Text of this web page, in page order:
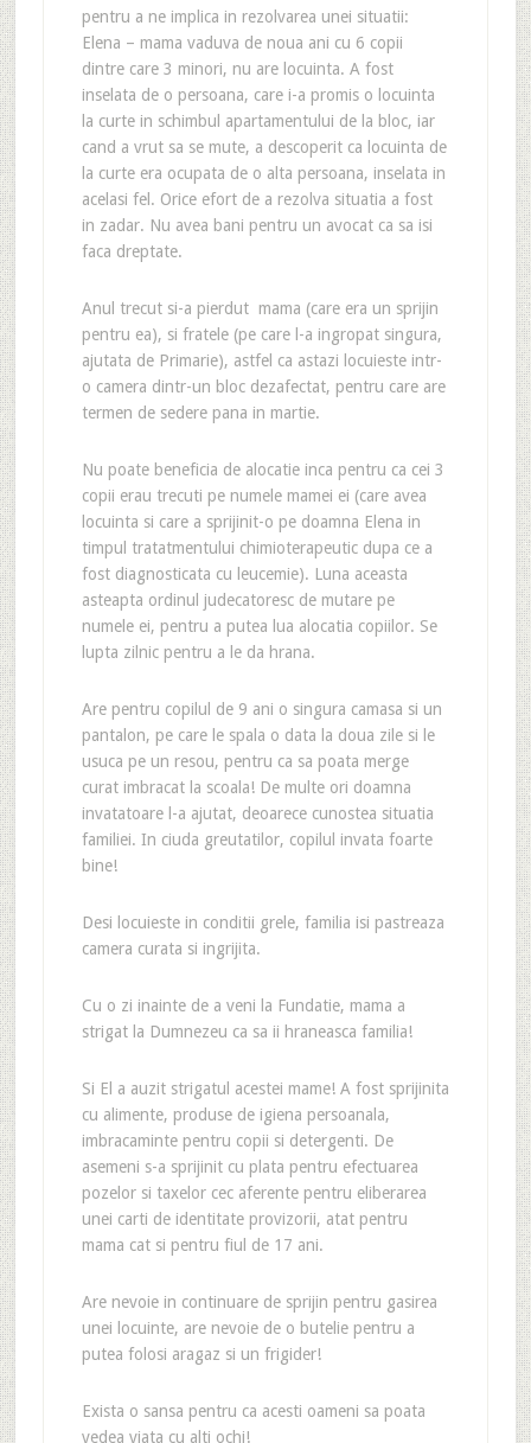
pentru a ne implica in rezolvarea unei situatii:
Elena – mama vaduva de noua ani cu 6 copii
dintre care 3 minori, nu are locuinta. A fost
inselata de o persoana, care i-a promis o locuinta
la curte in schimbul apartamentului de la bloc, iar
cand a vrut sa se mute, a descoperit ca locuinta de
la curte era ocupata de o alta persoana, inselata in
acelasi fel. Orice efort de a rezolva situatia a fost
in zadar. Nu avea bani pentru un avocat ca sa isi
faca dreptate.
Anul trecut si-a pierdut mama (care era un sprijin
pentru ea), si fratele (pe care l-a ingropat singura,
ajutata de Primarie), astfel ca astazi locuieste intr-
o camera dintr-un bloc dezafectat, pentru care are
termen de sedere pana in martie.
Nu poate beneficia de alocatie inca pentru ca cei 3
copii erau trecuti pe numele mamei ei (care avea
locuinta si care a sprijinit-o pe doamna Elena in
timpul tratatmentului chimioterapeutic dupa ce a
fost diagnosticata cu leucemie). Luna aceasta
asteapta ordinul judecatoresc de mutare pe
numele ei, pentru a putea lua alocatia copiilor. Se
lupta zilnic pentru a le da hrana.
Are pentru copilul de 9 ani o singura camasa si un
pantalon, pe care le spala o data la doua zile si le
usuca pe un resou, pentru ca sa poata merge
curat imbracat la scoala! De multe ori doamna
invatatoare l-a ajutat, deoarece cunostea situatia
familiei. In ciuda greutatilor, copilul invata foarte
bine!
Desi locuieste in conditii grele, familia isi pastreaza
camera curata si ingrijita.
Cu o zi inainte de a veni la Fundatie, mama a
strigat la Dumnezeu ca sa ii hraneasca familia!
Si El a auzit strigatul acestei mame! A fost sprijinita
cu alimente, produse de igiena persoanala,
imbracaminte pentru copii si detergenti. De
asemeni s-a sprijinit cu plata pentru efectuarea
pozelor si taxelor cec aferente pentru eliberarea
unei carti de identitate provizorii, atat pentru
mama cat si pentru fiul de 17 ani.
Are nevoie in continuare de sprijin pentru gasirea
unei locuinte, are nevoie de o butelie pentru a
putea folosi aragaz si un frigider!
Exista o sansa pentru ca acesti oameni sa poata
vedea viata cu alti ochi!